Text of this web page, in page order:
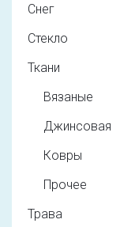
Снег
Стекло
Ткани
Вязаные
Джинсовая
Ковры
Прочее
Трава